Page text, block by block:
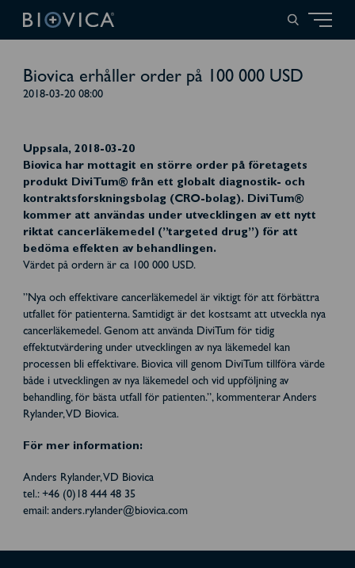
Biovica erhåller order på 100 000 USD
2018-03-20 08:00
Uppsala, 2018-03-20
Biovica har mottagit en större order på företagets
produkt DiviTum® från ett globalt diagnostik- och
kontraktsforskningsbolag (CRO-bolag). DiviTum®
kommer att användas under utvecklingen av ett nytt
riktat cancerläkemedel (”targeted drug”) för att
bedöma effekten av behandlingen.
Värdet på ordern är ca 100 000 USD.
”Nya och effektivare cancerläkemedel är viktigt för att förbättra
utfallet för patienterna. Samtidigt är det kostsamt att utveckla nya
cancerläkemedel. Genom att använda DiviTum för tidig
effektutvärdering under utvecklingen av nya läkemedel kan
processen bli effektivare. Biovica vill genom DiviTum tillföra värde
både i utvecklingen av nya läkemedel och vid uppföljning av
behandling, för bästa utfall för patienten.”, kommenterar Anders
Rylander, VD Biovica.
För mer information:
Anders Rylander, VD Biovica
tel.: +46 (0)18 444 48 35
email: anders.rylander@biovica.com